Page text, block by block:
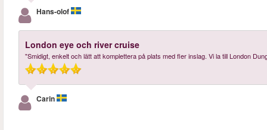
Hans-olof
London eye och river cruise
"Smidigt, enkelt och lätt att komplettera på plats med fler inslag. Vi la till London
Carin